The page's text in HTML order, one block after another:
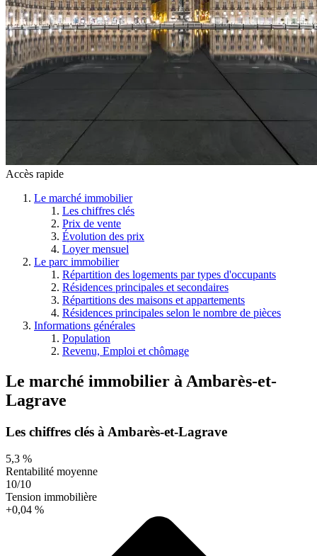
Accès rapide
Le marché immobilier
Les chiffres clés
Prix de vente
Évolution des prix
Loyer mensuel
Le parc immobilier
Répartition des logements par types d'occupants
Résidences principales et secondaires
Répartitions des maisons et appartements
Résidences principales selon le nombre de pièces
Informations générales
Population
Revenu, Emploi et chômage
Le marché immobilier à Ambarès-et-
Lagrave
Les chiffres clés à Ambarès-et-Lagrave
5,3 %
Rentabilité moyenne
10/10
Tension immobilière
+0,04 %